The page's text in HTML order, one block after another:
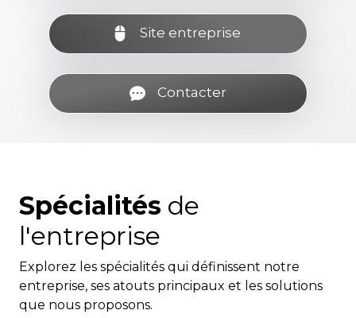
Site entreprise
Contacter
Spécialités de
l'entreprise
Explorez les spécialités qui définissent notre
entreprise, ses atouts principaux et les solutions
que nous proposons.